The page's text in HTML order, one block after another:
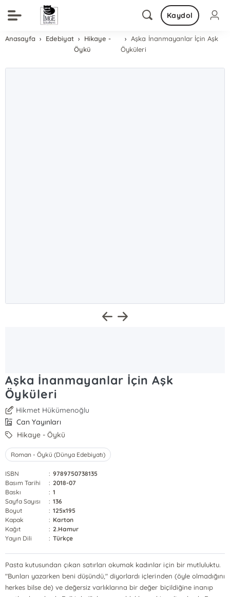
Kaydol
Anasayfa Edebiyat
Hikaye -
Öykü
Aşka İnanmayanlar İçin Aşk
Öyküleri
Aşka İnanmayanlar İçin Aşk
Öyküleri
Hikmet Hükümenoğlu
Can Yayınları
Hikaye - Öykü
Roman - Öykü (Dünya Edebiyatı)
ISBN : 9789750738135
Basım Tarihi
: 2018-07
Baskı
: 1
Sayfa Sayısı
: 136
Boyut
: 125x195
Kapak
: Karton
Kağıt
: 2.Hamur
Yayın Dili
: Türkçe
Pasta kutusundan çıkan satırları okumak kadınlar için bir mutluluktu.
"Bunları yazarken beni düşündü," diyorlardı içlerinden (öyle olmadığını
herkes bilse de) ve değersiz varlıklarına bir değer biçildiğine inanıp